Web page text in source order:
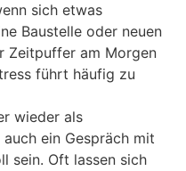
sich etwas
Baustelle oder neuen
Zeitpuffer am Morgen
führt häufig zu
wieder als
ein Gespräch mit
sein. Oft lassen sich